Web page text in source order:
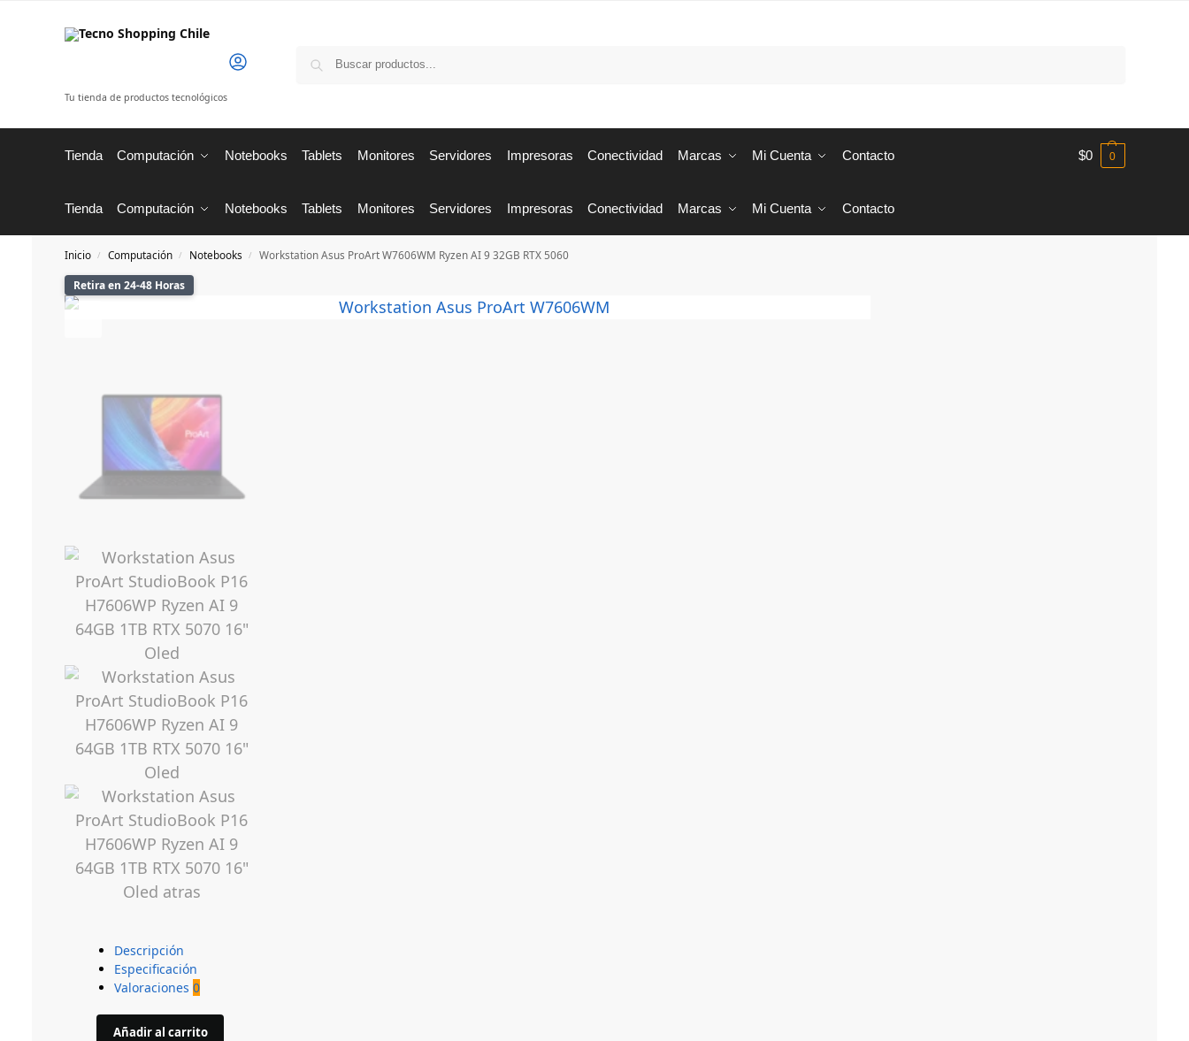
Tu tienda de productos tecnológicos
Tienda Computación Notebooks Tablets Monitores Servidores Impresoras Conectividad Marcas Mi Cuenta Contacto
Tienda Computación Notebooks Tablets Monitores Servidores Impresoras Conectividad Marcas Mi Cuenta Contacto
$0 0
Inicio / Computación / Notebooks / Workstation Asus ProArt W7606WM Ryzen AI 9 32GB RTX 5060
Retira en 24-48 Horas
Descripción
Especificación
Valoraciones0
Añadir al carrito